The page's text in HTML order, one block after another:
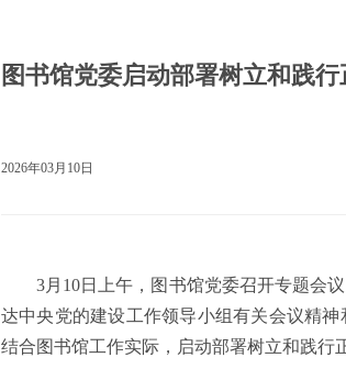
新
闻
图书馆党委启动部署树立和践
2026年03月10日
3月10日上午，图书馆党委召开专题会
达中央党的建设工作领导小组有关会议精
结合图书馆工作实际，启动部署树立和践行